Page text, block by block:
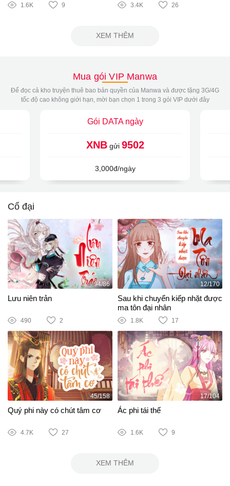
1.6K 9 3.4K 26
XEM THÊM
Mua gói VIP Manwa
Để đọc cả kho truyện thuê bao bản quyền của Manwa và được tặng 3G/4G
tốc độ cao không giới hạn, mời bạn chọn 1 trong 3 gói VIP dưới đây
Gói DATA ngày
XNBgửi 9502
3,000đ/ngày
Cổ đại
94/86
Lưu niên trản
490 2
12/170
Sau khi chuyển kiếp nhặt được
ma tôn đại nhân
1.8K 17
45/158
Quý phi này có chút tâm cơ
4.7K 27
17/104
Ác phi tái thế
1.6K 9
XEM THÊM